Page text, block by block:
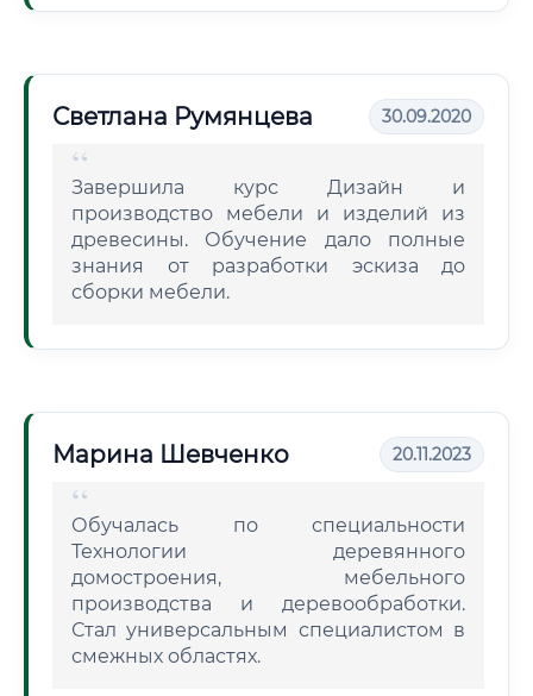
Светлана Румянцева 30.09.2020
Завершила курс Дизайн и
производство мебели и изделий из
древесины. Обучение дало полные
знания от разработки эскиза до
сборки мебели.
Марина Шевченко 20.11.2023
Обучалась по специальности
Технологии деревянного
домостроения, мебельного
производства и деревообработки.
Стал универсальным специалистом в
смежных областях.